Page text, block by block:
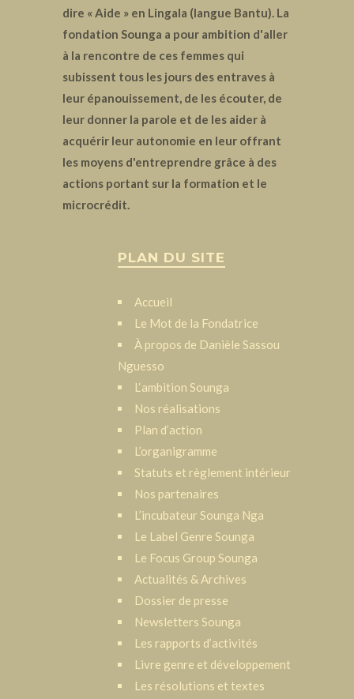
dire « Aide » en Lingala (langue Bantu). La
fondation Sounga a pour ambition d'aller
à la rencontre de ces femmes qui
subissent tous les jours des entraves à
leur épanouissement, de les écouter, de
leur donner la parole et de les aider à
acquérir leur autonomie en leur offrant
les moyens d'entreprendre grâce à des
actions portant sur la formation et le
microcrédit.
PLAN DU SITE
Accueil
Le Mot de la Fondatrice
À propos de Danièle Sassou
Nguesso
L‘ambition Sounga
Nos réalisations
Plan d’action
L’organigramme
Statuts et règlement intérieur
Nos partenaires
L’incubateur Sounga Nga
Le Label Genre Sounga
Le Focus Group Sounga
Actualités & Archives
Dossier de presse
Newsletters Sounga
Les rapports d’activités
Livre genre et développement
Les résolutions et textes